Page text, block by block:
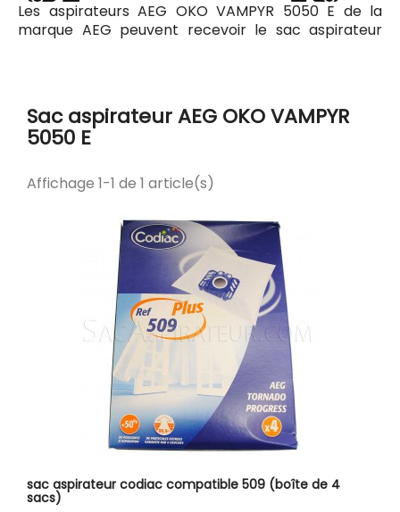
Les aspirateurs AEG OKO VAMPYR 5050 E de la
marque AEG peuvent recevoir le sac aspirateur
dessous.
Sac aspirateur AEG OKO VAMPYR
5050 E
Affichage 1-1 de 1 article(s)
sac aspirateur codiac compatible 509 (boîte de 4
sacs)